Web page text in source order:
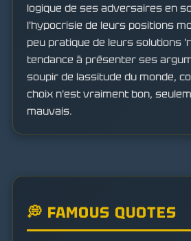
logique de ses adversaires en
l'hypocrisie de leurs positions
peu pratique de leurs solutions
tendance à présenter ses
soupir de lassitude du monde,
choix n'est vraiment bon,
mauvais.
💭 FAMOUS QUOTES